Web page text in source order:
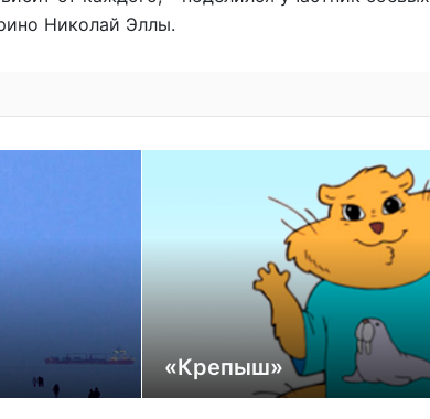
Николай Эллы.
«Крепыш»